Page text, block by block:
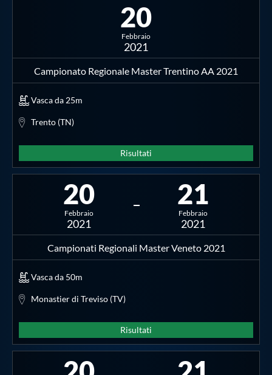
20
Febbraio
2021
Campionato Regionale Master Trentino AA 2021
Vasca da 25m
Trento (TN)
Risultati
20
Febbraio
2021
21
Febbraio
2021
Campionati Regionali Master Veneto 2021
Vasca da 50m
Monastier di Treviso (TV)
Risultati